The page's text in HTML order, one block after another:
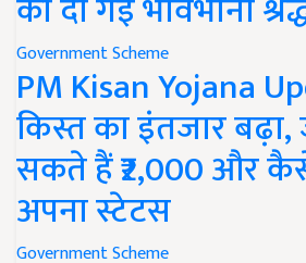
Government Scheme
PM Kisan Yojana
किस्त का इंतजार
सकते हैं ₹2,000 और
अपना स्टेटस
Government Scheme